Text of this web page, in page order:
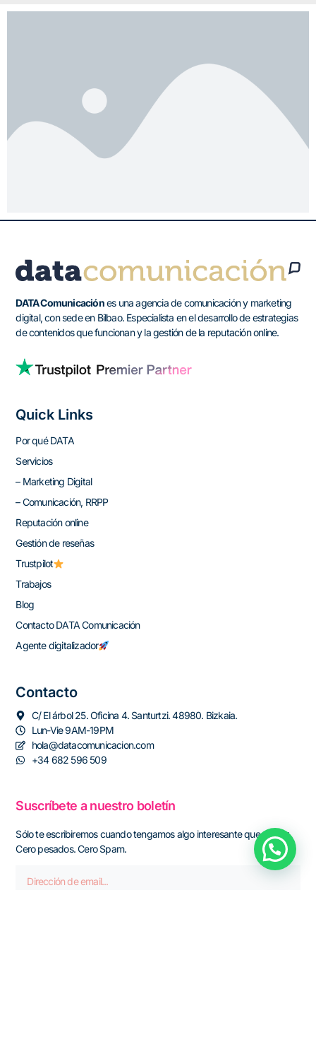
DATA Comunicaciónes una agencia de comunicación y marketing
digital, con sede en Bilbao. Especialista en el desarrollo de estrategias
de contenidos que funcionan y la gestión de la reputación online.
Quick Links
Por qué DATA
Servicios
– Marketing Digital
– Comunicación, RRPP
Reputación online
Gestión de reseñas
Trustpilot
Trabajos
Blog
Contacto DATA Comunicación
Agente digitalizador
Contacto
C/ El árbol 25. Oficina 4. Santurtzi. 48980. Bizkaia.
Lun-Vie 9AM-19PM
hola@datacomunicacion.com
+34 682 596 509
Suscríbete a nuestro boletín
Sólo te escribiremos cuando tengamos algo interesante que contar.
Cero pesados. Cero Spam.